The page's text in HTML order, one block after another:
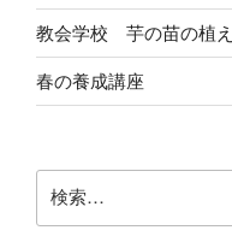
教会学校 芋の苗の植
春の養成講座
索: